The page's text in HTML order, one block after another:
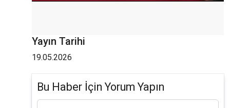
Yayın Tarihi
19.05.2026
Bu Haber İçin Yorum Yapın